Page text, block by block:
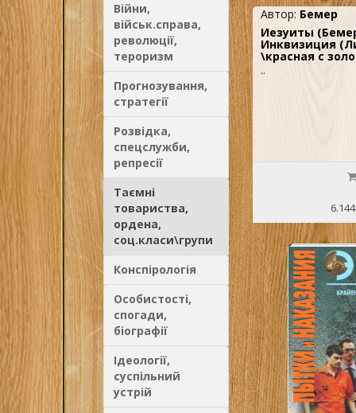
Війни,
військ.справа,
революції,
тероризм
Прогнозування,
стратегії
Розвідка,
спецслужби,
репресії
Таємні
товариства,
ордена,
соц.класи\групи
Конспірологія
Особистості,
спогади,
біографії
Ідеології,
суспільний
устрій
Автор: Бемер
Иезуиты
Инквизиция
\красная с
..